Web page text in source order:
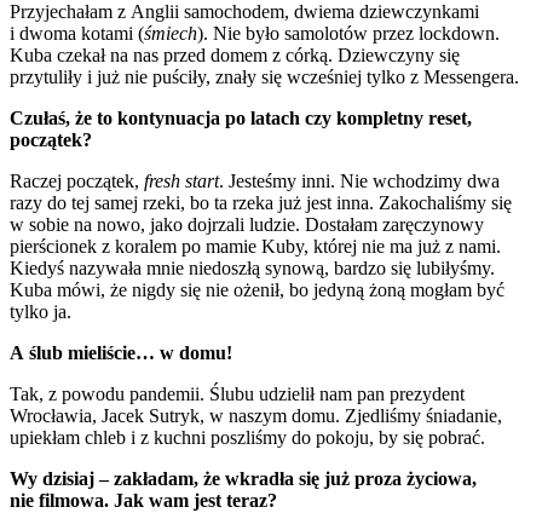
Przyjechałam z Anglii samochodem, dwiema dziewczynkami
i dwoma kotami (śmiech). Nie było samolotów przez lockdown.
Kuba czekał na nas przed domem z córką. Dziewczyny się
przytuliły i już nie puściły, znały się wcześniej tylko z Messengera.
Czułaś, że to kontynuacja po latach czy kompletny reset,
początek?
Raczej początek, fresh start. Jesteśmy inni. Nie wchodzimy dwa
razy do tej samej rzeki, bo ta rzeka już jest inna. Zakochaliśmy się
w sobie na nowo, jako dojrzali ludzie. Dostałam zaręczynowy
pierścionek z koralem po mamie Kuby, której nie ma już z nami.
Kiedyś nazywała mnie niedoszłą synową, bardzo się lubiłyśmy.
Kuba mówi, że nigdy się nie ożenił, bo jedyną żoną mogłam być
tylko ja.
A ślub mieliście… w domu!
Tak, z powodu pandemii. Ślubu udzielił nam pan prezydent
Wrocławia, Jacek Sutryk, w naszym domu. Zjedliśmy śniadanie,
upiekłam chleb i z kuchni poszliśmy do pokoju, by się pobrać.
Wy dzisiaj – zakładam, że wkradła się już proza życiowa,
nie filmowa. Jak wam jest teraz?